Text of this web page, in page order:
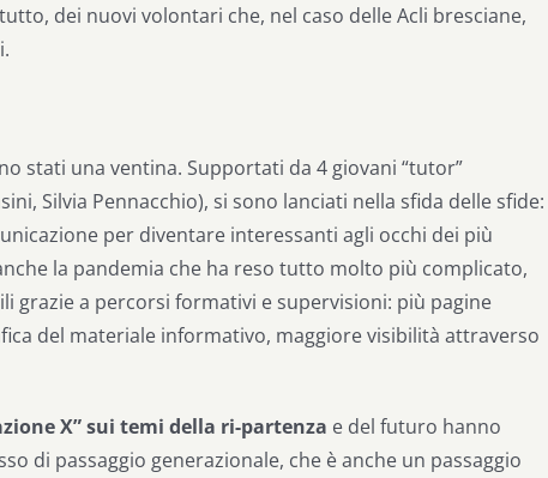
dei nuovi volontari che, nel caso delle Acli bresciane,
stati una ventina. Supportati da 4 giovani “tutor”
Silvia Pennacchio), si sono lanciati nella sfida delle sfide:
per diventare interessanti agli occhi dei più
la pandemia che ha reso tutto molto più complicato,
grazie a percorsi formativi e supervisioni: più pagine
del materiale informativo, maggiore visibilità attraverso
X” sui temi della ri-partenza e del futuro hanno
di passaggio generazionale, che è anche un passaggio